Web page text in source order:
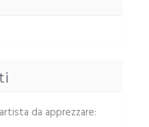
da apprezzare: